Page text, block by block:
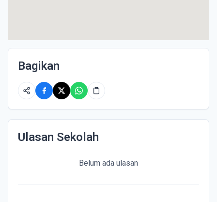
Bagikan
Ulasan Sekolah
Belum ada ulasan